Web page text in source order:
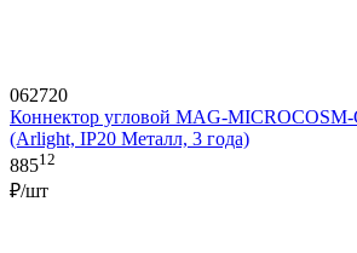
062720
Коннектор угловой MAG-
(Arlight, IP20 Металл, 3 года)
88512
₽/шт